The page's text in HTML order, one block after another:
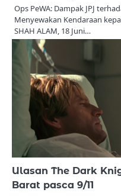
Ops PeWA: Dampak JPJ
Menyewakan Kendaraan
SHAH ALAM, 18 Juni…
Ulasan The Dark
Barat pasca 9/11